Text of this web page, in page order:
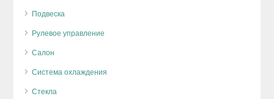
Подвеска
Рулевое управление
Салон
Система охлаждения
Стекла